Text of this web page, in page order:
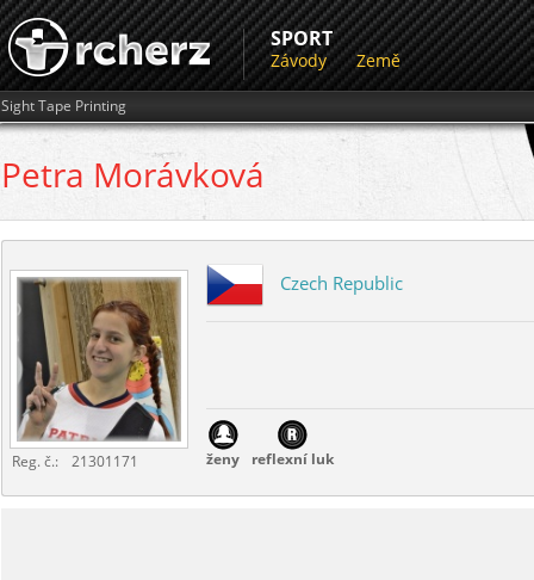
SPORT
Závody Země
Sight Tape Printing
Petra Morávková
Reg. č.: 21301171
Czech Republic
ženy reflexní luk